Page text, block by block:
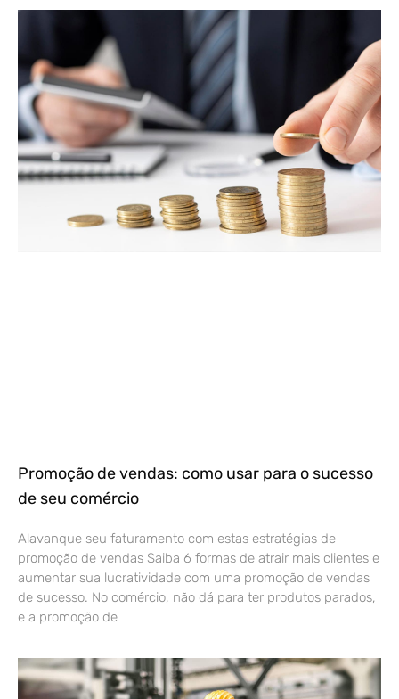
Promoção de vendas: como usar para o sucesso
de seu comércio
Alavanque seu faturamento com estas estratégias de
promoção de vendas Saiba 6 formas de atrair mais clientes e
aumentar sua lucratividade com uma promoção de vendas
de sucesso. No comércio, não dá para ter produtos parados,
e a promoção de